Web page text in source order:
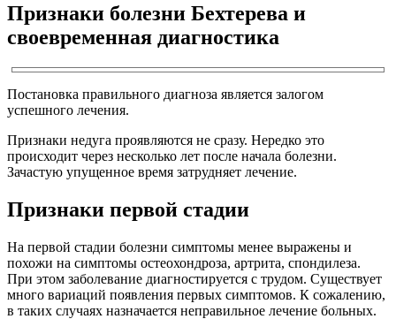
Признаки болезни Бехтерева и
своевременная диагностика
Постановка правильного диагноза является залогом
успешного лечения.
Признаки недуга проявляются не сразу. Нередко это
происходит через несколько лет после начала болезни.
Зачастую упущенное время затрудняет лечение.
Признаки первой стадии
На первой стадии болезни симптомы менее выражены и
похожи на симптомы остеохондроза, артрита, спондилеза.
При этом заболевание диагностируется с трудом. Существует
много вариаций появления первых симптомов. К сожалению,
в таких случаях назначается неправильное лечение больных.